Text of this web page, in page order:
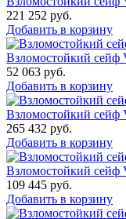
221 252 руб.
Добавить в корзину
Взломостойкий
52 063 руб.
Добавить в корзину
Взломостойкий
265 432 руб.
Добавить в корзину
Взломостойкий
109 445 руб.
Добавить в корзину